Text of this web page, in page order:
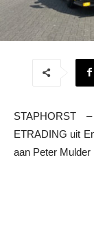
STAPHORST
ETRADING uit
aan Peter Mulder